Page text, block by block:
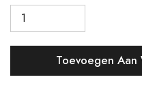
Toevoegen Aan